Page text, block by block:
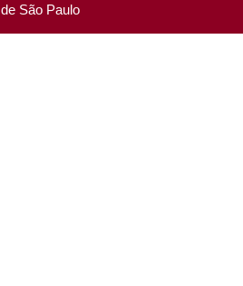
de São Paulo